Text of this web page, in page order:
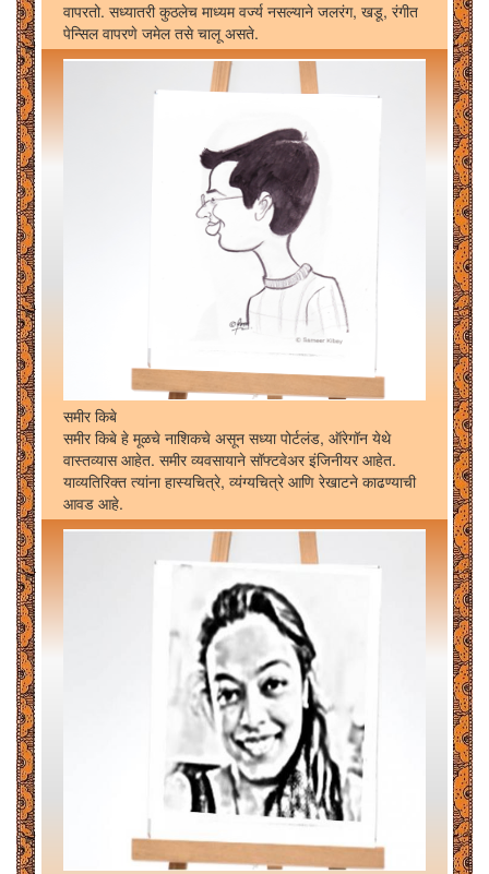
वापरतो. सध्यातरी कुठलेच माध्यम वर्ज्य नसल्याने जलरंग, खडू, रंगीत
पेन्सिल वापरणे जमेल तसे चालू असते.
समीर किबे
समीर किबे हे मूळचे नाशिकचे असून सध्या पोर्टलंड, ऑरेगॉन येथे
वास्तव्यास आहेत. समीर व्यवसायाने सॉफ्टवेअर इंजिनीयर आहेत.
याव्यतिरिक्त त्यांना हास्यचित्रे, व्यंग्यचित्रे आणि रेखाटने काढण्याची
आवड आहे.